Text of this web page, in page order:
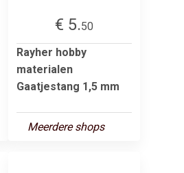
€ 5.50
Rayher hobby
materialen
Gaatjestang 1,5 mm
Meerdere shops